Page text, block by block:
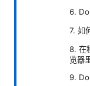
6.
7. 如
8. 在
览器
9.